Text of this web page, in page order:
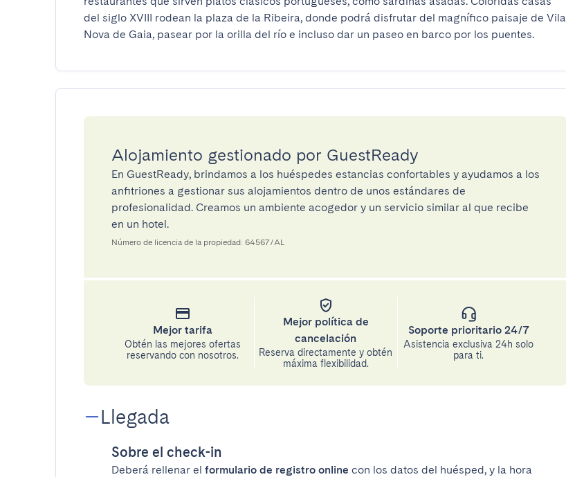
del siglo XVIII rodean la plaza de la Ribeira, donde podrá disfrutar del magnífico paisaje de Vila
Nova de Gaia, pasear por la orilla del río e incluso dar un paseo en barco por los puentes.
Alojamiento gestionado por GuestReady
En GuestReady, brindamos a los huéspedes estancias confortables y ayudamos a los
anfitriones a gestionar sus alojamientos dentro de unos estándares de
profesionalidad. Creamos un ambiente acogedor y un servicio similar al que recibe
en un hotel.
Número de licencia de la propiedad: 64567/AL
Mejor tarifa
Obtén las mejores ofertas
reservando con nosotros.
Mejor política de
cancelación
Reserva directamente y obtén
máxima flexibilidad.
Soporte prioritario 24/7
Asistencia exclusiva 24h solo
para ti.
Llegada
Sobre el check-in
Deberá rellenar el formulario de registro online con los datos del huésped, y la hora